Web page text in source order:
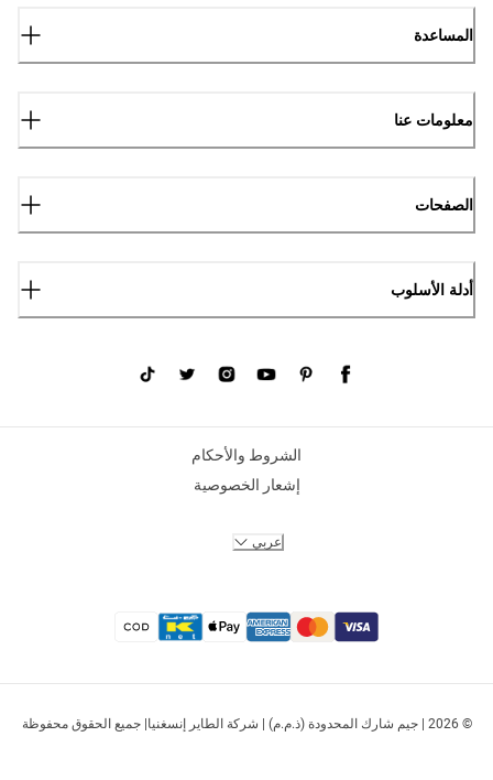
المساعدة
معلومات عنا
الصفحات
أدلة الأسلوب
© 2026 | جيم شارك المحدودة (ذ.م.م) | شركة الطاير إنسغنيا| جميع الحقوق محفوظة
الشروط والأحكام
إشعار الخصوصية
عربي